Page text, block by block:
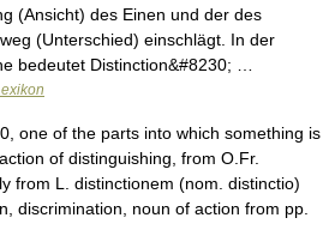
(Ansicht) des Einen und der des
(Unterschied) einschlägt. In der
bedeutet Distinction&#8230; …
one of the parts into which something is
of distinguishing, from O.Fr.
from L. distinctionem (nom. distinctio)
discrimination, noun of action from pp.